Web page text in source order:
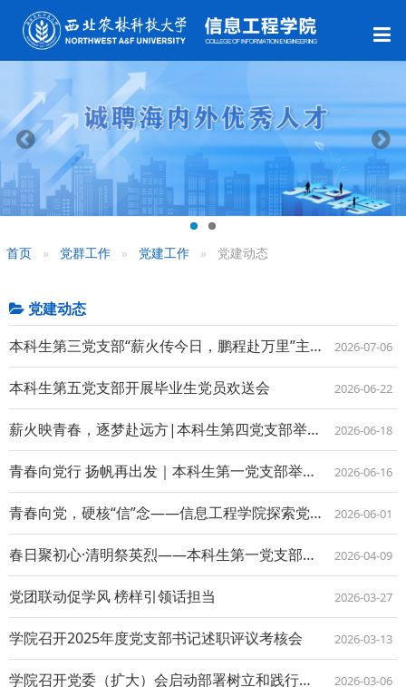
首页 党群工作 党建工作 党建动态
党建动态
本科生第三党支部“薪火传今日，鹏程赴万里”主题活动成功举办
2026-07-06
本科生第五党支部开展毕业生党员欢送会 2026-06-22
薪火映青春，逐梦赴远方|本科生第四党支部举办2026届毕业生党员欢送会 2026-06-18
青春向党行 扬帆再出发｜本科生第一党支部举办毕业生党员欢送会 2026-06-16
青春向党，硬核“信”念——信息工程学院探索党员教育“红色＋”新模式 2026-06-01
春日聚初心·清明祭英烈——本科生第一党支部开展清明主题教育活动 2026-04-09
党团联动促学风 榜样引领话担当 2026-03-27
学院召开2025年度党支部书记述职评议考核会 2026-03-13
学院召开党委（扩大）会启动部署树立和践行正确政绩观学习教育 2026-03-06